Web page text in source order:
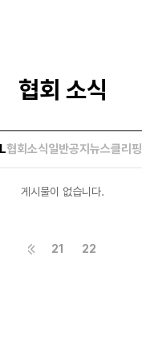
협회 소식
협회소식일반공지 뉴스클리핑
게시물이 없습니다.
21 22